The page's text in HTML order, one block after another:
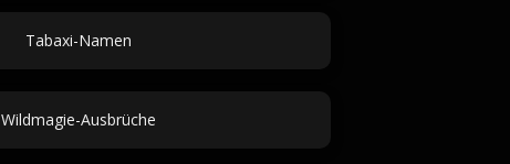
Tabaxi-Namen
Wildmagie-Ausbrüche